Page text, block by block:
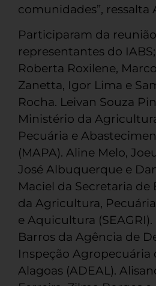
comunidades”, ressalta
Participaram da
representantes do IABS;
Roberta Roxilene, Marco
Zanetta, Igor Lima e
Rocha. Leivan Souza
Ministério da
Pecuária e
(MAPA). Aline Melo,
José Albuquerque e
Maciel da Secretaria de
da Agricultura,
e Aquicultura
Barros da Agência de
Inspeção Agropecuária
Alagoas (ADEAL).